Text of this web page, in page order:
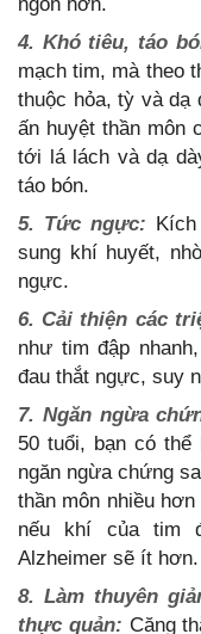
4. Khó tiêu, táo
mạch tim, mà theo
thuộc hỏa, tỳ và dạ
ấn huyệt thần môn
tới lá lách và dạ
táo bón.
5. Tức ngực:
sung khí huyết,
ngực.
6. Cải thiện các
như tim đập
đau thắt ngực, suy
7. Ngăn ngừa
50 tuổi, bạn có thể
ngăn ngừa chứng
thần môn nhiều
nếu khí của tim
Alzheimer sẽ ít hơn.
8. Làm thuyên
thực quản: Căng